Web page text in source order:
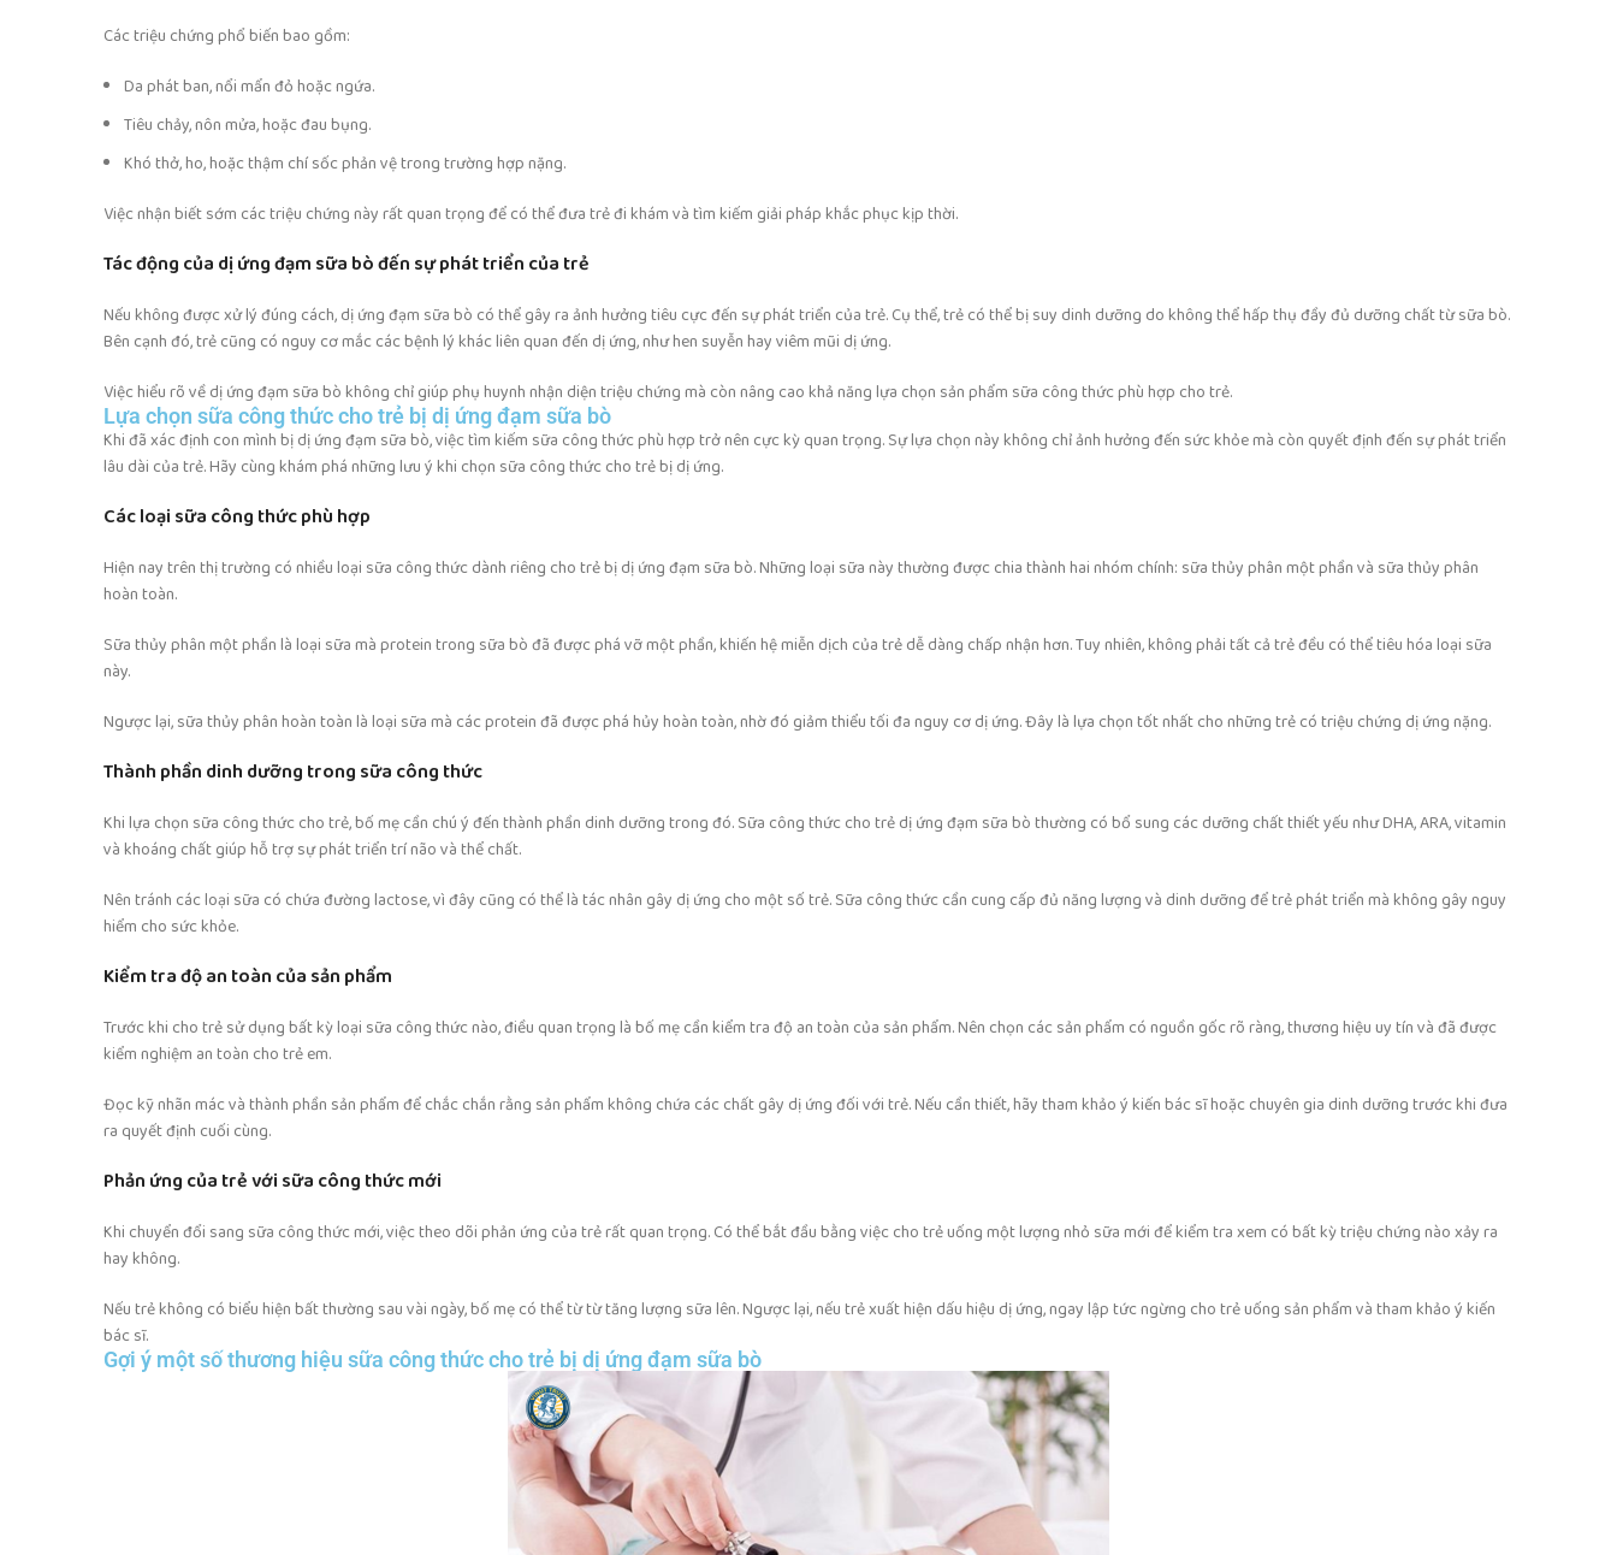
Các triệu chứng phổ biến bao gồm:
Da phát ban, nổi mẩn đỏ hoặc ngứa.
Tiêu chảy, nôn mửa, hoặc đau bụng.
Khó thở, ho, hoặc thậm chí sốc phản vệ trong trường hợp nặng.
Việc nhận biết sớm các triệu chứng này rất quan trọng để có thể đưa trẻ đi khám và tìm kiếm giải pháp khắc phục kịp thời.
Tác động của dị ứng đạm sữa bò đến sự phát triển của trẻ
Nếu không được xử lý đúng cách, dị ứng đạm sữa bò có thể gây ra ảnh hưởng tiêu cực đến sự phát triển của trẻ. Cụ thể, trẻ có thể bị suy dinh dưỡng do không thể hấp thụ đầy đủ dưỡng chất từ sữa bò.
Bên cạnh đó, trẻ cũng có nguy cơ mắc các bệnh lý khác liên quan đến dị ứng, như hen suyễn hay viêm mũi dị ứng.
Việc hiểu rõ về dị ứng đạm sữa bò không chỉ giúp phụ huynh nhận diện triệu chứng mà còn nâng cao khả năng lựa chọn sản phẩm sữa công thức phù hợp cho trẻ.
Lựa chọn sữa công thức cho trẻ bị dị ứng đạm sữa bò
Khi đã xác định con mình bị dị ứng đạm sữa bò, việc tìm kiếm sữa công thức phù hợp trở nên cực kỳ quan trọng. Sự lựa chọn này không chỉ ảnh hưởng đến sức khỏe mà còn quyết định đến sự phát triển
lâu dài của trẻ. Hãy cùng khám phá những lưu ý khi chọn sữa công thức cho trẻ bị dị ứng.
Các loại sữa công thức phù hợp
Hiện nay trên thị trường có nhiều loại sữa công thức dành riêng cho trẻ bị dị ứng đạm sữa bò. Những loại sữa này thường được chia thành hai nhóm chính: sữa thủy phân một phần và sữa thủy phân
hoàn toàn.
Sữa thủy phân một phần là loại sữa mà protein trong sữa bò đã được phá vỡ một phần, khiến hệ miễn dịch của trẻ dễ dàng chấp nhận hơn. Tuy nhiên, không phải tất cả trẻ đều có thể tiêu hóa loại sữa
này.
Ngược lại, sữa thủy phân hoàn toàn là loại sữa mà các protein đã được phá hủy hoàn toàn, nhờ đó giảm thiểu tối đa nguy cơ dị ứng. Đây là lựa chọn tốt nhất cho những trẻ có triệu chứng dị ứng nặng.
Thành phần dinh dưỡng trong sữa công thức
Khi lựa chọn sữa công thức cho trẻ, bố mẹ cần chú ý đến thành phần dinh dưỡng trong đó. Sữa công thức cho trẻ dị ứng đạm sữa bò thường có bổ sung các dưỡng chất thiết yếu như DHA, ARA, vitamin
và khoáng chất giúp hỗ trợ sự phát triển trí não và thể chất.
Nên tránh các loại sữa có chứa đường lactose, vì đây cũng có thể là tác nhân gây dị ứng cho một số trẻ. Sữa công thức cần cung cấp đủ năng lượng và dinh dưỡng để trẻ phát triển mà không gây nguy
hiểm cho sức khỏe.
Kiểm tra độ an toàn của sản phẩm
Trước khi cho trẻ sử dụng bất kỳ loại sữa công thức nào, điều quan trọng là bố mẹ cần kiểm tra độ an toàn của sản phẩm. Nên chọn các sản phẩm có nguồn gốc rõ ràng, thương hiệu uy tín và đã được
kiểm nghiệm an toàn cho trẻ em.
Đọc kỹ nhãn mác và thành phần sản phẩm để chắc chắn rằng sản phẩm không chứa các chất gây dị ứng đối với trẻ. Nếu cần thiết, hãy tham khảo ý kiến bác sĩ hoặc chuyên gia dinh dưỡng trước khi đưa
ra quyết định cuối cùng.
Phản ứng của trẻ với sữa công thức mới
Khi chuyển đổi sang sữa công thức mới, việc theo dõi phản ứng của trẻ rất quan trọng. Có thể bắt đầu bằng việc cho trẻ uống một lượng nhỏ sữa mới để kiểm tra xem có bất kỳ triệu chứng nào xảy ra
hay không.
Nếu trẻ không có biểu hiện bất thường sau vài ngày, bố mẹ có thể từ từ tăng lượng sữa lên. Ngược lại, nếu trẻ xuất hiện dấu hiệu dị ứng, ngay lập tức ngừng cho trẻ uống sản phẩm và tham khảo ý kiến
bác sĩ.
Gợi ý một số thương hiệu sữa công thức cho trẻ bị dị ứng đạm sữa bò